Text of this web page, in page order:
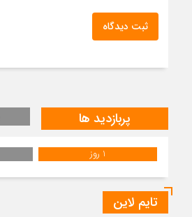
ثبت دیدگاه
پربازدید ها
1 روز
تایم لاین